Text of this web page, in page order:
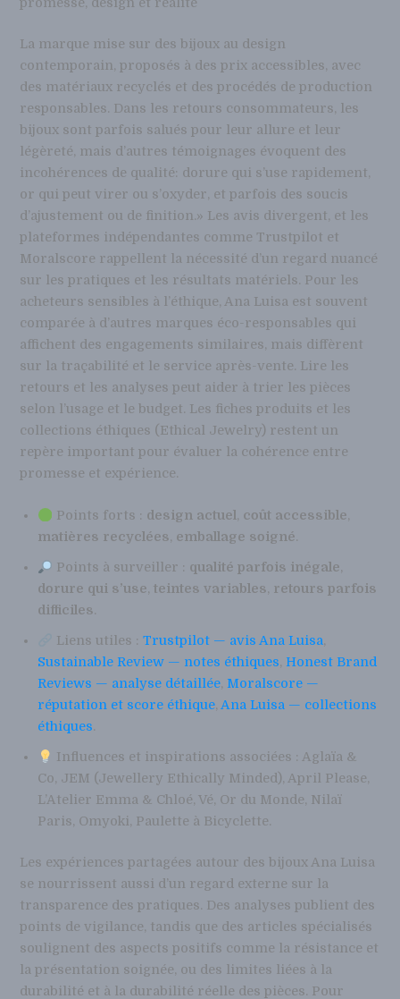
promesse, design et réalité
La marque mise sur des bijoux au design
contemporain, proposés à des prix accessibles, avec
des matériaux recyclés et des procédés de production
responsables. Dans les retours consommateurs, les
bijoux sont parfois salués pour leur allure et leur
légèreté, mais d’autres témoignages évoquent des
incohérences de qualité: dorure qui s’use rapidement,
or qui peut virer ou s’oxyder, et parfois des soucis
d’ajustement ou de finition.» Les avis divergent, et les
plateformes indépendantes comme Trustpilot et
Moralscore rappellent la nécessité d’un regard nuancé
sur les pratiques et les résultats matériels. Pour les
acheteurs sensibles à l’éthique, Ana Luisa est souvent
comparée à d’autres marques éco-responsables qui
affichent des engagements similaires, mais diffèrent
sur la traçabilité et le service après-vente. Lire les
retours et les analyses peut aider à trier les pièces
selon l’usage et le budget. Les fiches produits et les
collections éthiques (Ethical Jewelry) restent un
repère important pour évaluer la cohérence entre
promesse et expérience.
Points forts : design actuel, coût accessible,
matières recyclées, emballage soigné.
Points à surveiller : qualité parfois inégale,
dorure qui s’use,teintes variables, retours parfois
difficiles.
Liens utiles :Trustpilot — avis Ana Luisa,
Sustainable Review — notes éthiques, Honest Brand
Reviews — analyse détaillée, Moralscore —
réputation et score éthique,Ana Luisa — collections
éthiques.
Influences et inspirations associées : Aglaïa &
Co, JEM (Jewellery Ethically Minded), April Please,
L’Atelier Emma & Chloé, Vé, Or du Monde, Nilaï
Paris, Omyoki, Paulette à Bicyclette.
Les expériences partagées autour des bijoux Ana Luisa
se nourrissent aussi d’un regard externe sur la
transparence des pratiques. Des analyses publient des
points de vigilance, tandis que des articles spécialisés
soulignent des aspects positifs comme la résistance et
la présentation soignée, ou des limites liées à la
durabilité et à la durabilité réelle des pièces. Pour